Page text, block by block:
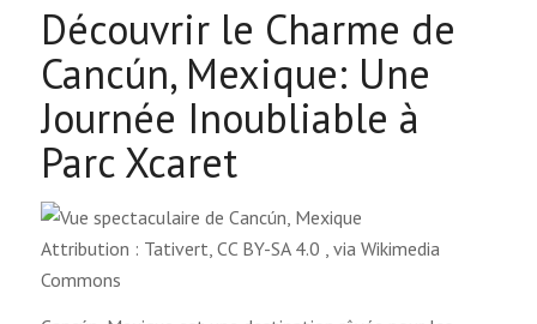
Découvrir le Charme de
Cancún, Mexique: Une
Journée Inoubliable à
Parc Xcaret
Attribution : Tativert, CC BY-SA 4.0 , via Wikimedia
Commons